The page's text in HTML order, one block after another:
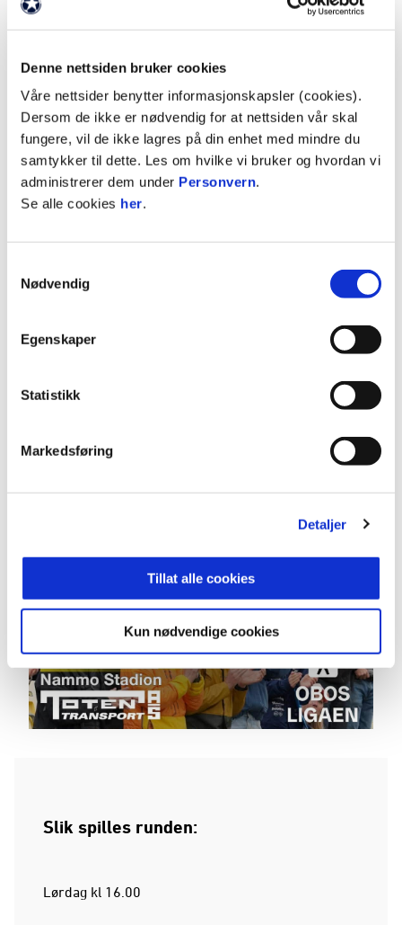
Denne nettsiden bruker cookies
Våre nettsider benytter informasjonskapsler (cookies).
Dersom de ikke er nødvendig for at nettsiden vår skal
fungere, vil de ikke lagres på din enhet med mindre du
samtykker til dette. Les om hvilke vi bruker og hvordan vi
administrerer dem under Personvern.
Se alle cookies her.
Nødvendig
Egenskaper
Statistikk
Markedsføring
Detaljer
Tillat alle cookies
Kun nødvendige cookies
ofte avgjør. Søndag handler det om å stå sammen,
vinne dueller og skape et kampbilde som lever
Vi gleder oss til kamp på Nammo Stadion søndag
klokken 17.00 – og håper mange tar turen for å
støtte gutta! ⚽️
Kampsponsor på søndag erToten Transport.
eller helst påTicketCo.
Slik spilles runden:
Lørdag kl 16.00